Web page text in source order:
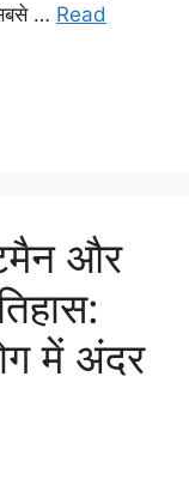
… Read
और
में अंदर